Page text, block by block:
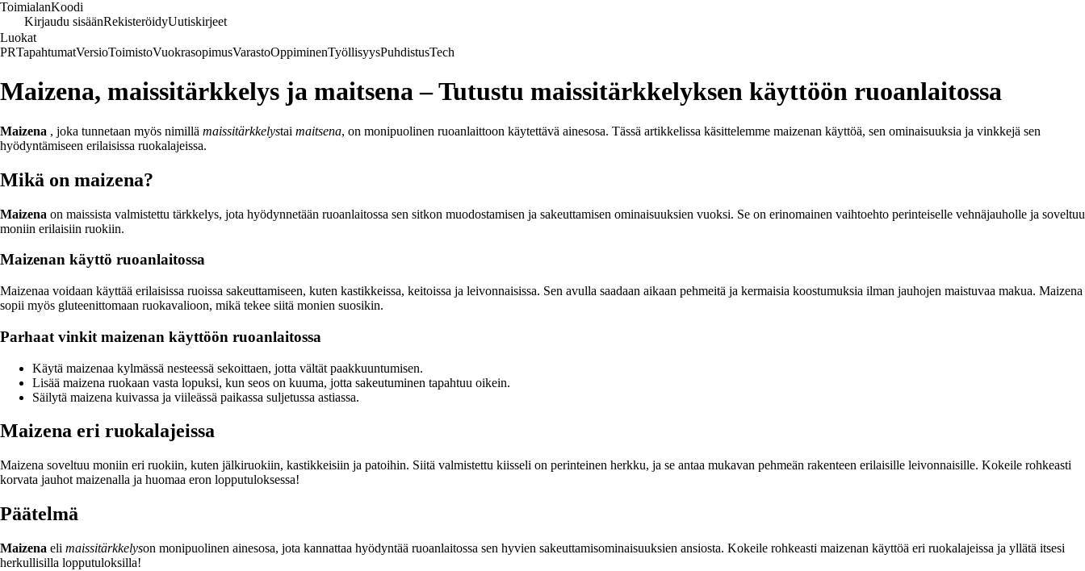
ToimialanKoodi
Kirjaudu sisäänRekisteröidyUutiskirjeet
Luokat
PRTapahtumatVersioToimistoVuokrasopimusVarastoOppiminenTyöllisyysPuhdistusTech
Maizena, maissitärkkelys ja maitsena – Tutustu maissitärkkelyksen käyttöön ruoanlaitossa
Maizena , joka tunnetaan myös nimillä maissitärkkelystai maitsena, on monipuolinen ruoanlaittoon käytettävä ainesosa. Tässä artikkelissa käsittelemme maizenan käyttöä, sen ominaisuuksia ja vinkkejä sen
hyödyntämiseen erilaisissa ruokalajeissa.
Mikä on maizena?
Maizena on maissista valmistettu tärkkelys, jota hyödynnetään ruoanlaitossa sen sitkon muodostamisen ja sakeuttamisen ominaisuuksien vuoksi. Se on erinomainen vaihtoehto perinteiselle vehnäjauholle ja soveltuu
moniin erilaisiin ruokiin.
Maizenan käyttö ruoanlaitossa
Maizenaa voidaan käyttää erilaisissa ruoissa sakeuttamiseen, kuten kastikkeissa, keitoissa ja leivonnaisissa. Sen avulla saadaan aikaan pehmeitä ja kermaisia koostumuksia ilman jauhojen maistuvaa makua. Maizena
sopii myös gluteenittomaan ruokavalioon, mikä tekee siitä monien suosikin.
Parhaat vinkit maizenan käyttöön ruoanlaitossa
Käytä maizenaa kylmässä nesteessä sekoittaen, jotta vältät paakkuuntumisen.
Lisää maizena ruokaan vasta lopuksi, kun seos on kuuma, jotta sakeutuminen tapahtuu oikein.
Säilytä maizena kuivassa ja viileässä paikassa suljetussa astiassa.
Maizena eri ruokalajeissa
Maizena soveltuu moniin eri ruokiin, kuten jälkiruokiin, kastikkeisiin ja patoihin. Siitä valmistettu kiisseli on perinteinen herkku, ja se antaa mukavan pehmeän rakenteen erilaisille leivonnaisille. Kokeile rohkeasti
korvata jauhot maizenalla ja huomaa eron lopputuloksessa!
Päätelmä
Maizena eli maissitärkkelyson monipuolinen ainesosa, jota kannattaa hyödyntää ruoanlaitossa sen hyvien sakeuttamisominaisuuksien ansiosta. Kokeile rohkeasti maizenan käyttöä eri ruokalajeissa ja yllätä itsesi
herkullisilla lopputuloksilla!